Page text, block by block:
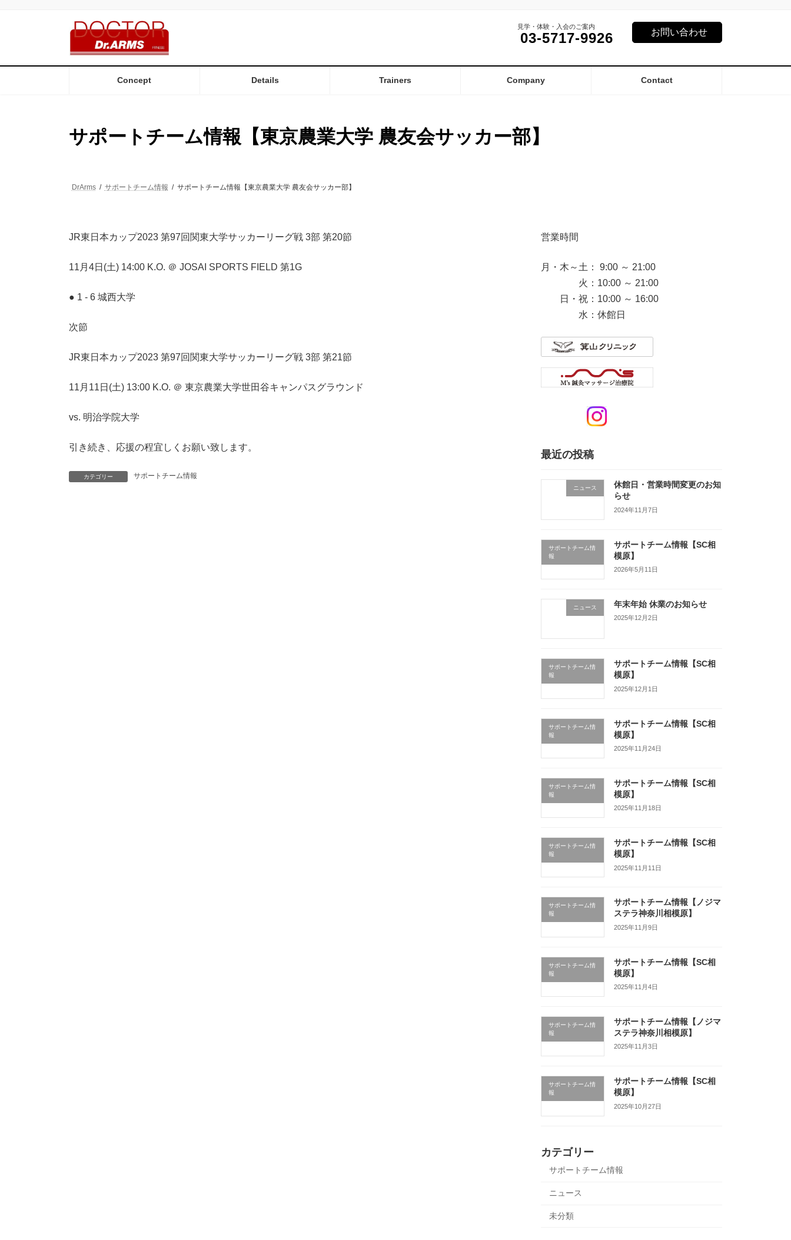
へ
ョ
見学・体験・入会のご案内
03-5717-9926 お問い合わせ
Concept Details Trainers Company Contact
サポートチーム情報【東京農業大学 農友会サッカー部】
DrArms サポートチーム情報 サポートチーム情報【東京農業大学 農友会サッカー部】
JR東日本カップ2023 第97回関東大学サッカーリーグ戦 3部 第20節
11月4日(土) 14:00 K.O. ＠ JOSAI SPORTS FIELD 第1G
● 1 - 6 城西大学
次節
JR東日本カップ2023 第97回関東大学サッカーリーグ戦 3部 第21節
11月11日(土) 13:00 K.O. ＠ 東京農業大学世田谷キャンパスグラウンド
vs. 明治学院大学
引き続き、応援の程宜しくお願い致します。
カテゴリー サポートチーム情報
営業時間
月・木～土： 9:00 ～ 21:00
火：10:00 ～ 21:00
日・祝：10:00 ～ 16:00
水：休館日
最近の投稿
ニュース
休館日・営業時間変更のお知
らせ
2024年11月7日
サポートチーム情
報
サポートチーム情報【SC相
模原】
2026年5月11日
ニュース 年末年始 休業のお知らせ
2025年12月2日
サポートチーム情
報
サポートチーム情報【SC相
模原】
2025年12月1日
サポートチーム情
報
サポートチーム情報【SC相
模原】
2025年11月24日
サポートチーム情
報
サポートチーム情報【SC相
模原】
2025年11月18日
サポートチーム情
報
サポートチーム情報【SC相
模原】
2025年11月11日
サポートチーム情
報
サポートチーム情報【ノジマ
ステラ神奈川相模原】
2025年11月9日
サポートチーム情
報
サポートチーム情報【SC相
模原】
2025年11月4日
サポートチーム情
報
サポートチーム情報【ノジマ
ステラ神奈川相模原】
2025年11月3日
サポートチーム情
報
サポートチーム情報【SC相
模原】
2025年10月27日
カテゴリー
サポートチーム情報
ニュース
未分類